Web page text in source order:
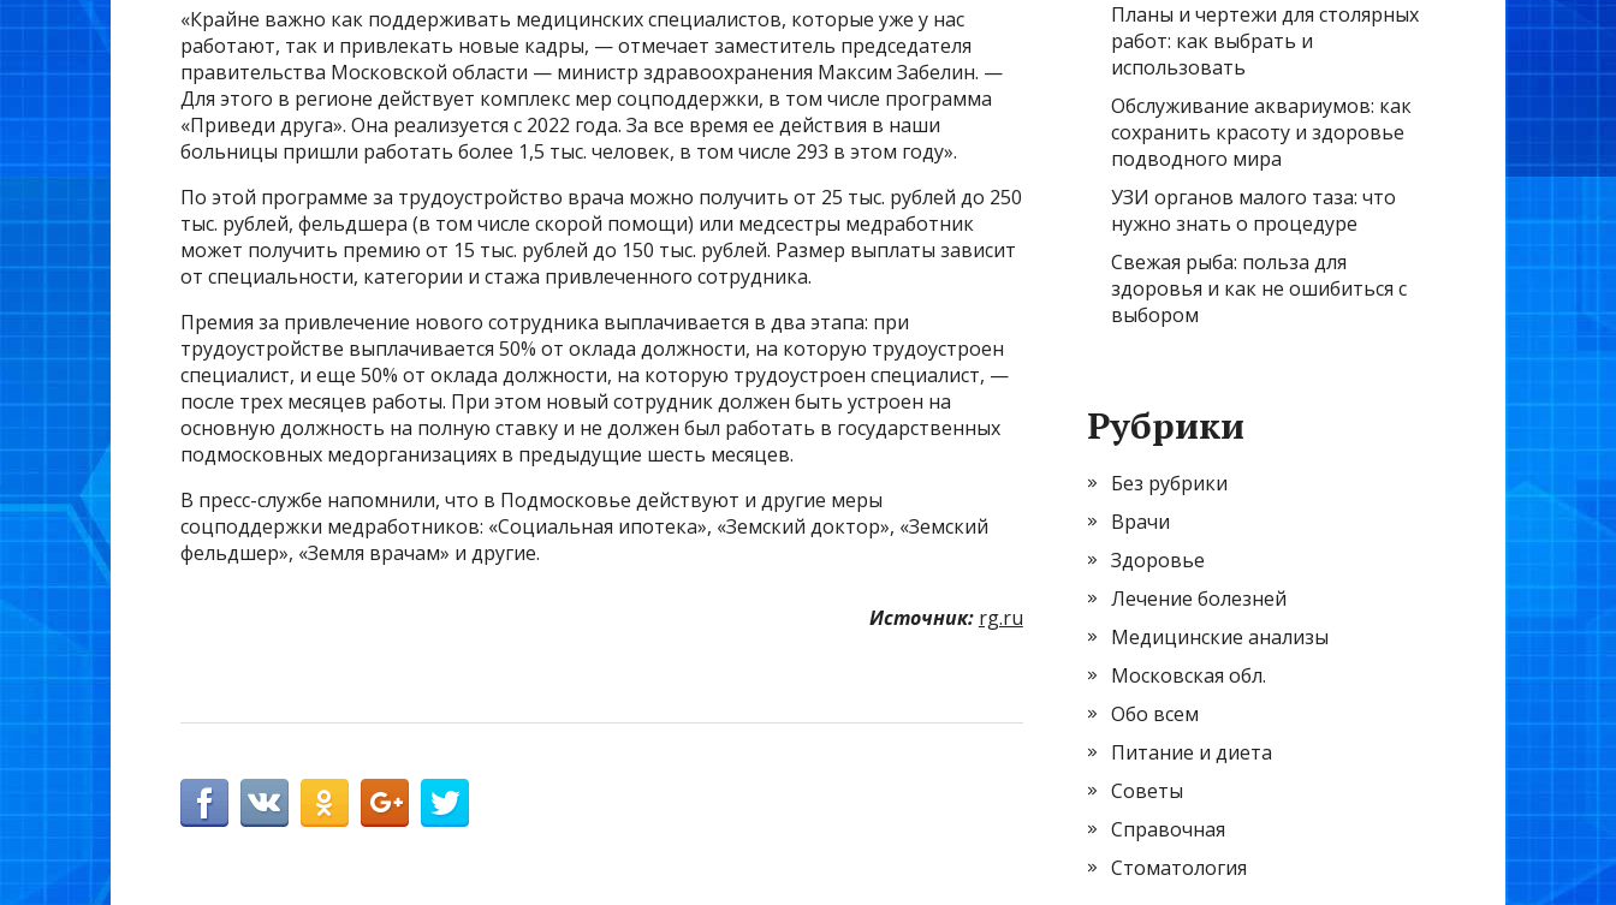
«Крайне важно как поддерживать медицинских специалистов, которые уже у нас
работают, так и привлекать новые кадры, — отмечает заместитель председателя
правительства Московской области — министр здравоохранения Максим Забелин. —
Для этого в регионе действует комплекс мер соцподдержки, в том числе программа
«Приведи друга». Она реализуется с 2022 года. За все время ее действия в наши
больницы пришли работать более 1,5 тыс. человек, в том числе 293 в этом году».
По этой программе за трудоустройство врача можно получить от 25 тыс. рублей до 250
тыс. рублей, фельдшера (в том числе скорой помощи) или медсестры медработник
может получить премию от 15 тыс. рублей до 150 тыс. рублей. Размер выплаты зависит
от специальности, категории и стажа привлеченного сотрудника.
Премия за привлечение нового сотрудника выплачивается в два этапа: при
трудоустройстве выплачивается 50% от оклада должности, на которую трудоустроен
специалист, и еще 50% от оклада должности, на которую трудоустроен специалист, —
после трех месяцев работы. При этом новый сотрудник должен быть устроен на
основную должность на полную ставку и не должен был работать в государственных
подмосковных медорганизациях в предыдущие шесть месяцев.
В пресс-службе напомнили, что в Подмосковье действуют и другие меры
соцподдержки медработников: «Социальная ипотека», «Земский доктор», «Земский
фельдшер», «Земля врачам» и другие.
Источник: rg.ru
Планы и чертежи для столярных
работ: как выбрать и
использовать
Обслуживание аквариумов: как
сохранить красоту и здоровье
подводного мира
УЗИ органов малого таза: что
нужно знать о процедуре
Свежая рыба: польза для
здоровья и как не ошибиться с
выбором
Рубрики
Без рубрики
Врачи
Здоровье
Лечение болезней
Медицинские анализы
Московская обл.
Обо всем
Питание и диета
Советы
Справочная
Стоматология